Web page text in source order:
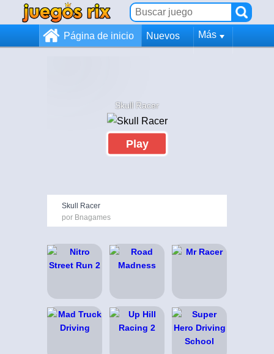
Página de inicio Nuevos Más
Skull Racer
Play
Skull Racer
por Bnagames